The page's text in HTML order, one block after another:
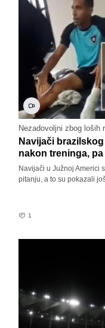
Nezadovoljni zbog loših
Navijači
nakon treninga,
Navijači u Južnoj Americi
pitanju, a to su pokazali
1